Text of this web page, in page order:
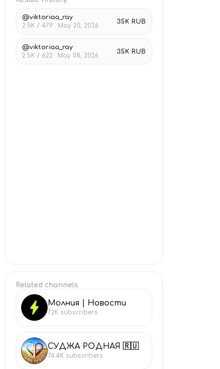
@viktoriaa_ray
2.5K / 479 · May 20, 2026
35K RUB
@viktoriaa_ray
2.5K / 622 · May 08, 2026
35K RUB
Related channels
МО Молния | Новости
72K subscribers
СУ СУДЖА РОДНАЯ 🇷🇺
74.4K subscribers